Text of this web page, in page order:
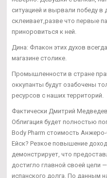
ситуацией и вырвали победу
склеивает,разве что первые
приноровиться к ней.
Дина: Флакон этих духов
магазине столике.
Промышленности в стране
оккупанты будут озабочены
ресурсов с наших территорий.
Фактически Дмитрий
Облигация будет полностью
Body Pharm стоимость
Ейск? Резкое повышение
демонстрирует, что
достигло главной своей цели
испанского долга. По данным